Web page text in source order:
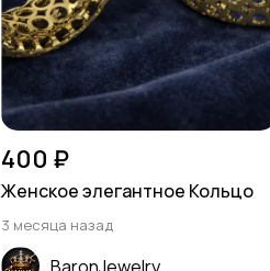
400 ₽
Женское элегантное Кольцо
3 месяца назад
BaronJewelry